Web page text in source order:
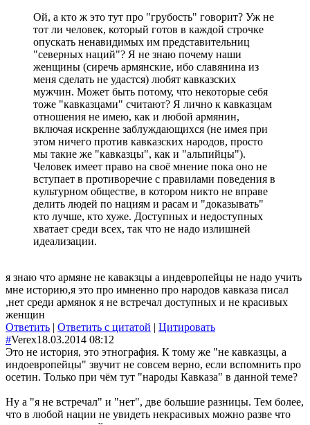
Ой, а кто ж это тут про "грубость" говорит? Уж не
тот ли человек, который готов в каждой строчке
опускать ненавидимых им представительниц
"северных наций"? Я не знаю почему наши
женщины (сиречь армянские, ибо славянина из
меня сделать не удастся) любят кавказских
мужчин. Может быть потому, что некоторые себя
тоже "кавказцами" считают? Я лично к кавказцам
отношения не имею, как и любой армянин,
включая искренне заблуждающихся (не имея при
этом ничего против кавказских народов, просто
мы такие же "кавказцы", как и "альпийцы").
Человек имеет право на своё мнение пока оно не
вступает в противоречие с правилами поведения в
культурном обществе, в котором никто не вправе
делить людей по нациям и расам и "доказывать"
кто лучше, кто хуже. Доступных и недоступных
хватает среди всех, так что не надо излишней
идеализации.
я знаю что армяне не кавакзцы а индевропейцы не надо учить
мне историю,я это про имненно про народов кавказа писал
,нет среди армянок я не встречал доступных и не красивых
женщин
Ответить | Ответить с цитатой | Цитировать
#Verex18.03.2014 08:12
Это не история, это этнография. К тому же "не кавказцы, а
индоевропейцы" звучит не совсем верно, если вспомнить про
осетин. Только при чём тут "народы Кавказа" в данной теме?
Ну а "я не встречал" и "нет", две большие разницы. Тем более,
что в любой нации не увидеть некрасивых можно разве что